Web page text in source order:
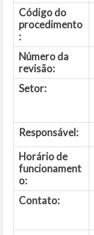
Código do
procedimento
:
Número da
revisão:
Setor:
Responsável:
Horário de
funcionament
o:
Contato: